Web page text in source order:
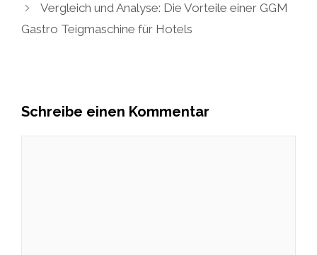
Vergleich und Analyse: Die Vorteile einer GGM
Gastro Teigmaschine für Hotels
Schreibe einen Kommentar